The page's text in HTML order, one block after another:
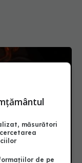
măsurători
de pe